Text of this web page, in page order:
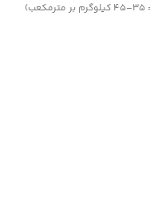
هسته اصلی پانل، از فوم پلی‌یورتان با چگالی بالا (≈ ۳۵–۴۵ کیلوگرم بر مترمکعب)